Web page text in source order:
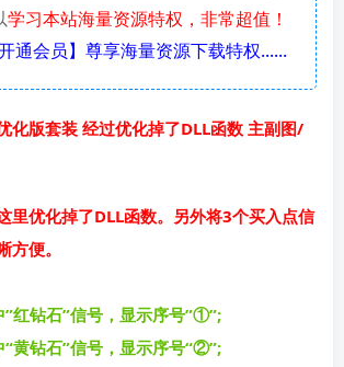
学习本站海量资源特权，非常超值！
通会员】尊享海量资源下载特权......
化版套装 经过优化掉了DLL函数 主副图/
里优化掉了DLL函数。另外将3个买入点信
便。
红钻石”信号，显示序号”①”;
黄钻石”信号，显示序号“②”;